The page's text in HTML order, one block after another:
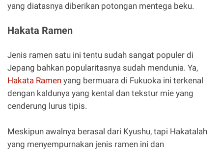
yang diatasnya diberikan potongan mentega beku.
Hakata Ramen
Jenis ramen satu ini tentu sudah sangat populer di
Jepang bahkan popularitasnya sudah mendunia. Ya,
Hakata Ramen yang bermuara di Fukuoka ini terkenal
dengan kaldunya yang kental dan tekstur mie yang
cenderung lurus tipis.
Meskipun awalnya berasal dari Kyushu, tapi Hakatalah
yang menyempurnakan jenis ramen ini dan